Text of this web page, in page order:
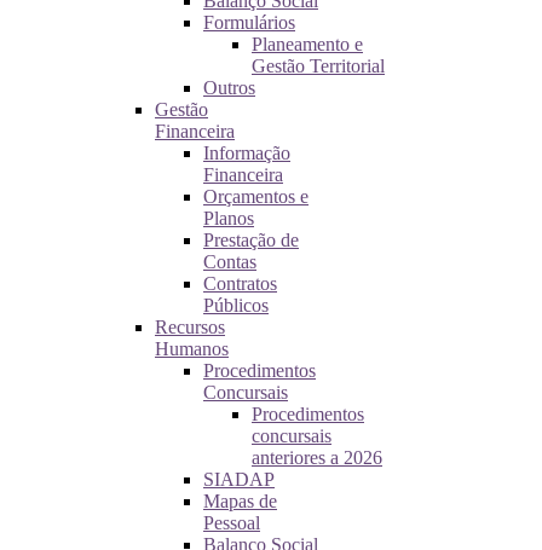
Formulários
Planeamento e
Gestão Territorial
Outros
Gestão
Financeira
Informação
Financeira
Orçamentos e
Planos
Prestação de
Contas
Contratos
Públicos
Recursos
Humanos
Procedimentos
Concursais
Procedimentos
concursais
anteriores a 2026
SIADAP
Mapas de
Pessoal
Balanço Social